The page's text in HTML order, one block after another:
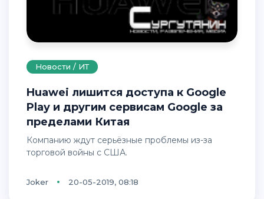
Новости / ИТ
Huawei лишится доступа к Google
Play и другим сервисам Google за
пределами Китая
Компанию ждут серьёзные проблемы из-за
торговой войны с США.
Joker 20-05-2019, 08:18